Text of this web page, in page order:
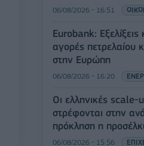
06/08/2026 - 16:51
Eurobank: Εξελίξεις
αγορές πετρελαίου
στην Ευρώπη
06/08/2026 - 16:20
Οι ελληνικές scale-
στρέφονται στην
πρόκληση η
06/08/2026 - 15:56